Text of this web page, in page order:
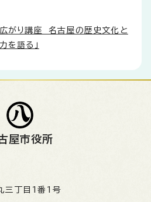
がり講座 名古屋の歴史文化と
を語る」
屋市役所
三丁目1番1号